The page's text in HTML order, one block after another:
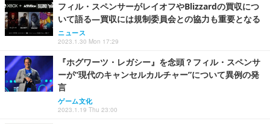
フィル・スペンサーがレイオフやBlizzardの買収につ
いて語る―買収には規制委員会との協力も重要となる
ニュース
2023.1.30 Mon 17:29
『ホグワーツ・レガシー』を念頭？フィル・スペンサ
ーが“現代のキャンセルカルチャー”について異例の発
言
ゲーム文化
2023.1.19 Thu 23:00